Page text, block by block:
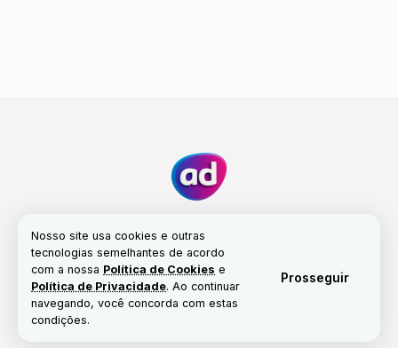
Nosso site usa cookies e outras
tecnologias semelhantes de acordo
com a nossa Política de Cookies e
Política de Privacidade. Ao continuar
navegando, você concorda com estas
condições.
Prosseguir
© Copyright 2017-2026 | Portal Alta Definição
Fale conosco Nossa história
Propriedade
Política de Cookies